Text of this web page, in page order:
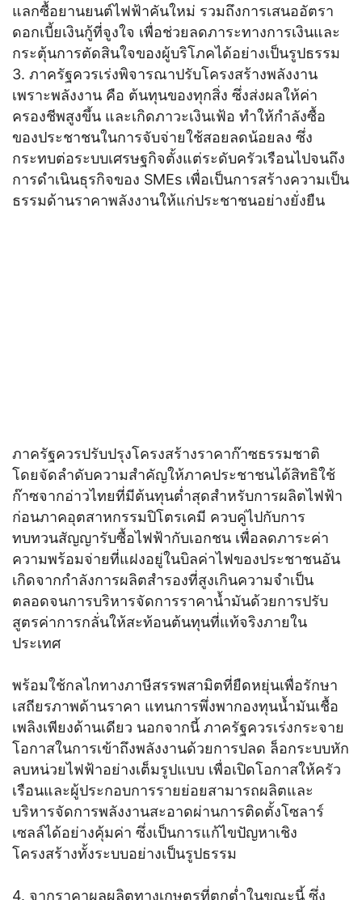
แลกซื้อยานยนต์ไฟฟ้าคันใหม่ รวมถึงการเสนออัตรา
ดอกเบี้ยเงินกู้ที่จูงใจ เพื่อช่วยลดภาระทางการเงินและ
กระตุ้นการตัดสินใจของผู้บริโภคได้อย่างเป็นรูปธรรม
3. ภาครัฐควรเร่งพิจารณาปรับโครงสร้างพลังงาน
เพราะพลังงาน คือ ต้นทุนของทุกสิ่ง ซึ่งส่งผลให้ค่า
ครองชีพสูงขึ้น และเกิดภาวะเงินเฟ้อ ทำให้กำลังซื้อ
ของประชาชนในการจับจ่ายใช้สอยลดน้อยลง ซึ่ง
กระทบต่อระบบเศรษฐกิจตั้งแต่ระดับครัวเรือนไปจนถึง
การดำเนินธุรกิจของ SMEs เพื่อเป็นการสร้างความเป็น
ธรรมด้านราคาพลังงานให้แก่ประชาชนอย่างยั่งยืน
ภาครัฐควรปรับปรุงโครงสร้างราคาก๊าซธรรมชาติ
โดยจัดลำดับความสำคัญให้ภาคประชาชนได้สิทธิใช้
ก๊าซจากอ่าวไทยที่มีต้นทุนต่ำสุดสำหรับการผลิตไฟฟ้า
ก่อนภาคอุตสาหกรรมปิโตรเคมี ควบคู่ไปกับการ
ทบทวนสัญญารับซื้อไฟฟ้ากับเอกชน เพื่อลดภาระค่า
ความพร้อมจ่ายที่แฝงอยู่ในบิลค่าไฟของประชาชนอัน
เกิดจากกำลังการผลิตสำรองที่สูงเกินความจำเป็น
ตลอดจนการบริหารจัดการราคาน้ำมันด้วยการปรับ
สูตรค่าการกลั่นให้สะท้อนต้นทุนที่แท้จริงภายใน
ประเทศ
พร้อมใช้กลไกทางภาษีสรรพสามิตที่ยืดหยุ่นเพื่อรักษา
เสถียรภาพด้านราคา แทนการพึ่งพากองทุนน้ำมันเชื้อ
เพลิงเพียงด้านเดียว นอกจากนี้ ภาครัฐควรเร่งกระจาย
โอกาสในการเข้าถึงพลังงานด้วยการปลด ล็อกระบบหัก
ลบหน่วยไฟฟ้าอย่างเต็มรูปแบบ เพื่อเปิดโอกาสให้ครัว
เรือนและผู้ประกอบการรายย่อยสามารถผลิตและ
บริหารจัดการพลังงานสะอาดผ่านการติดตั้งโซลาร์
เซลล์ได้อย่างคุ้มค่า ซึ่งเป็นการแก้ไขปัญหาเชิง
โครงสร้างทั้งระบบอย่างเป็นรูปธรรม
4. จากราคาผลผลิตทางเกษตรที่ตกต่ำในขณะนี้ ซึ่ง